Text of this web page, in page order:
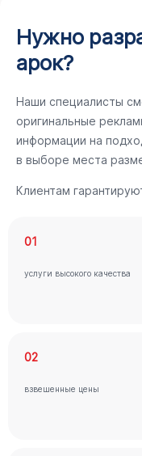
Нужно
арок?
Наши специалисты
оригинальные
информации на
в выборе места
Клиентам
01
услуги высокого качества
02
взвешенные цены